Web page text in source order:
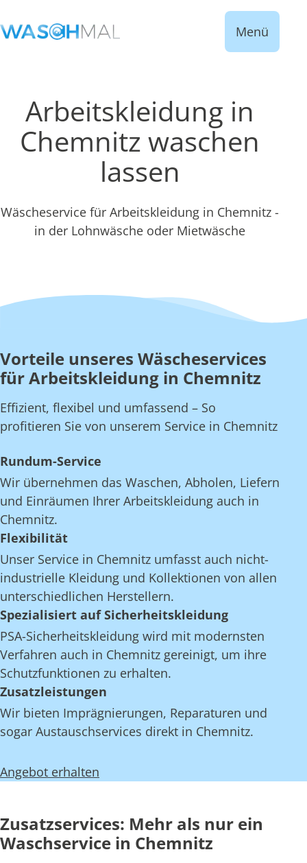
Menü
Arbeitskleidung in
Chemnitz waschen
lassen
Wäscheservice für Arbeitskleidung in Chemnitz -
in der Lohnwäsche oder Mietwäsche
Vorteile unseres Wäscheservices
für Arbeitskleidung in Chemnitz
Effizient, flexibel und umfassend – So
profitieren Sie von unserem Service in Chemnitz
Rundum-Service
Wir übernehmen das Waschen, Abholen, Liefern
und Einräumen Ihrer Arbeitskleidung auch in
Chemnitz.
Flexibilität
Unser Service in Chemnitz umfasst auch nicht-
industrielle Kleidung und Kollektionen von allen
unterschiedlichen Herstellern.
Spezialisiert auf Sicherheitskleidung
PSA-Sicherheitskleidung wird mit modernsten
Verfahren auch in Chemnitz gereinigt, um ihre
Schutzfunktionen zu erhalten.
Zusatzleistungen
Wir bieten Imprägnierungen, Reparaturen und
sogar Austauschservices direkt in Chemnitz.
Angebot erhalten
Zusatzservices: Mehr als nur ein
Waschservice in Chemnitz